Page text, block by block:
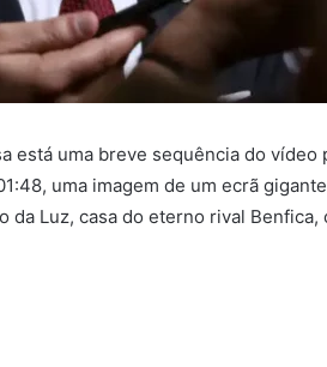
está uma breve sequência do
uma imagem de um ecrã
da Luz, casa do eterno rival